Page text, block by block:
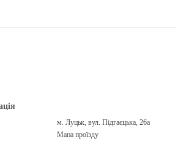
м. Луцьк, вул. Підгаєцька, 26а
Мапа проїзду